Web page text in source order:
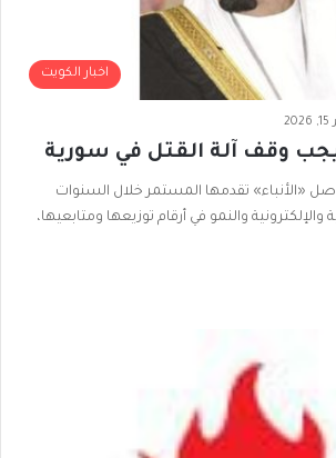
اخبار الكويت
وقف آلة القتل في سورية
«الأنباء» تقدمها المستمر خلال السنوات
والإلكترونية والنمو في أرقام توزيعها ومتابعيها،